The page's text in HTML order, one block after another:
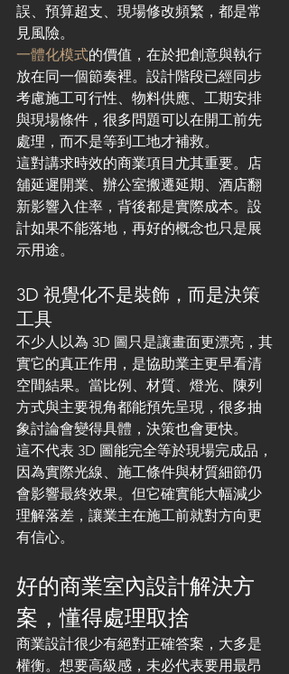
誤、預算超支、現場修改頻繁，都是常
見風險。
一體化模式的價值，在於把創意與執行
放在同一個節奏裡。設計階段已經同步
考慮施工可行性、物料供應、工期安排
與現場條件，很多問題可以在開工前先
處理，而不是等到工地才補救。
這對講求時效的商業項目尤其重要。店
舖延遲開業、辦公室搬遷延期、酒店翻
新影響入住率，背後都是實際成本。設
計如果不能落地，再好的概念也只是展
示用途。
3D 視覺化不是裝飾，而是決策
工具
不少人以為 3D 圖只是讓畫面更漂亮，其
實它的真正作用，是協助業主更早看清
空間結果。當比例、材質、燈光、陳列
方式與主要視角都能預先呈現，很多抽
象討論會變得具體，決策也會更快。
這不代表 3D 圖能完全等於現場完成品，
因為實際光線、施工條件與材質細節仍
會影響最終效果。但它確實能大幅減少
理解落差，讓業主在施工前就對方向更
有信心。
好的商業室內設計解決方
案，懂得處理取捨
商業設計很少有絕對正確答案，大多是
權衡。想要高級感，未必代表要用最昂